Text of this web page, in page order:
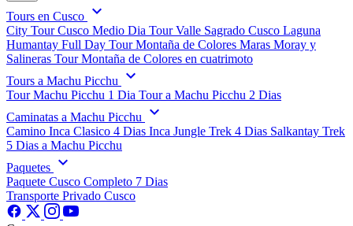
Tours en Cusco expand_more
City Tour Cusco Medio Dia Tour Valle Sagrado Cusco Laguna
Humantay Full Day Tour Montaña de Colores Maras Moray y
Salineras Tour Montaña de Colores en cuatrimoto
Tours a Machu Picchu
expand_more
Tour Machu Picchu 1 Dia Tour a Machu Picchu 2 Dias
Caminatas a Machu Picchu
expand_more
Camino Inca Clasico 4 Dias Inca Jungle Trek 4 Dias Salkantay Trek
5 Dias a Machu Picchu
Paquetes expand_more
Paquete Cusco Completo 7 Dias
Transporte Privado Cusco